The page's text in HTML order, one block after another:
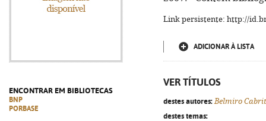
ENCONTRAR EM BIBLIOTECAS
BNP
PORBASE
Link persistente: http://
ADICIONAR À LISTA
VER TÍTULOS
destes autores: Belmiro
destes temas: